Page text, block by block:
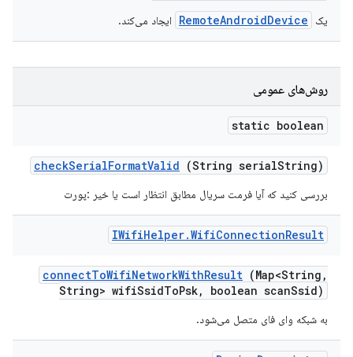
یک RemoteAndroidDevice ایجاد می‌کند.
روش‌های عمومی
static boolean
checkSerialFormatValid (String serialString)
بررسی کنید که آیا فرمت سریال مطابق انتظار است یا خیر :پورت
IWifiHelper.WifiConnectionResult
connectToWifiNetworkWithResult (Map<String ,
String> wifiSsidToPsk, boolean scanSsid)
به شبکه وای فای متصل می‌شود.